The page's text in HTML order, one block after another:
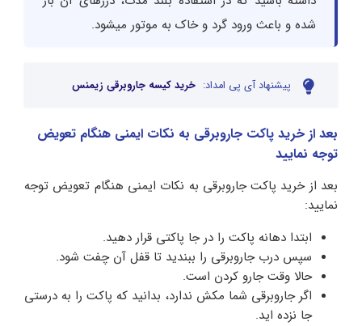
شده و باعث ورود گرد و خاک به موتور میشود.
پیشنهاد آی پی امداد: خرید کیسه جاروبرقی زیمنس
بعد از خرید پاکت جاروبرقی به نکات ایمنی هنگام تعویض
توجه نمایید
بعد از خرید پاکت جاروبرقی به نکات ایمنی هنگام تعویض توجه
نمایید:
ابتدا دهانه پاکت را در جا پاکتی قرار دهید.
سپس درب جاروبرقی را ببندید تا قفل آن چفت شود.
حالا وقت جارو کردن است.
اگر جاروبرقی شما مکش ندارد، بدانید که پاکت را به درستی
جا نزده اید.